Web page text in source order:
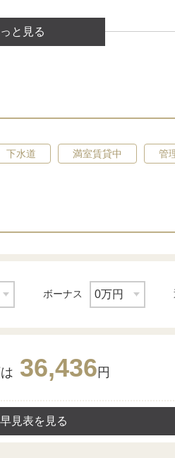
と見る
下水道 満室賃貸中 管
ボーナス
36,436円
見表を見る